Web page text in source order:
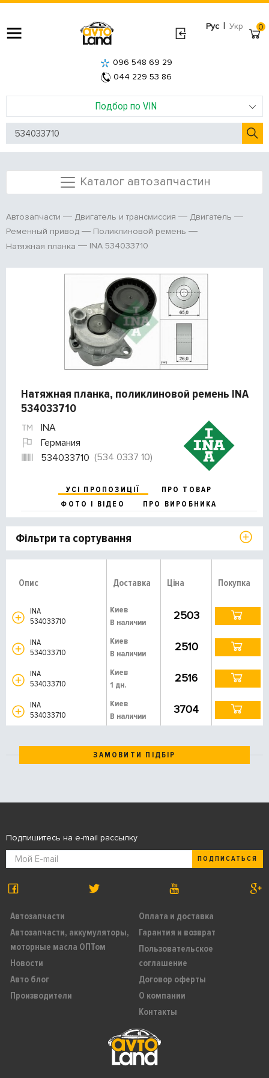
Рус | Укр
Подбор по VIN
096 548 69 29
044 229 53 86
0
Каталог автозапчастин
Автозапчасти Двигатель и трансмиссия
Двигатель
Ременный привод
Поликлиновой ремень
Натяжная планка
INA 534033710
Натяжная планка, поликлиновой ремень INA
534033710
INA
Германия
534033710 (534 0337 10)
УСІ ПРОПОЗИЦІЇ
ПРО ТОВАР
ФОТО І ВІДЕО
ПРО ВИРОБНИКА
Фільтри та сортування
Опис Доставка Ціна Покупка
INA
534033710
Киев
В наличии
2503
INA
534033710
Киев
В наличии
2510
INA
534033710
Киев
1 дн.
2516
INA
534033710
Киев
В наличии
3704
ЗАМОВИТИ ПІДБІР
Автозапчасти
Автозапчасти, аккумуляторы,
моторные масла ОПТом
Новости
Авто блог
Производители
Оплата и доставка
Гарантия и возврат
Пользовательское
соглашение
Договор оферты
О компании
Контакты
Подпишитесь на e-mail рассылку
ПОДПИСАТЬСЯ